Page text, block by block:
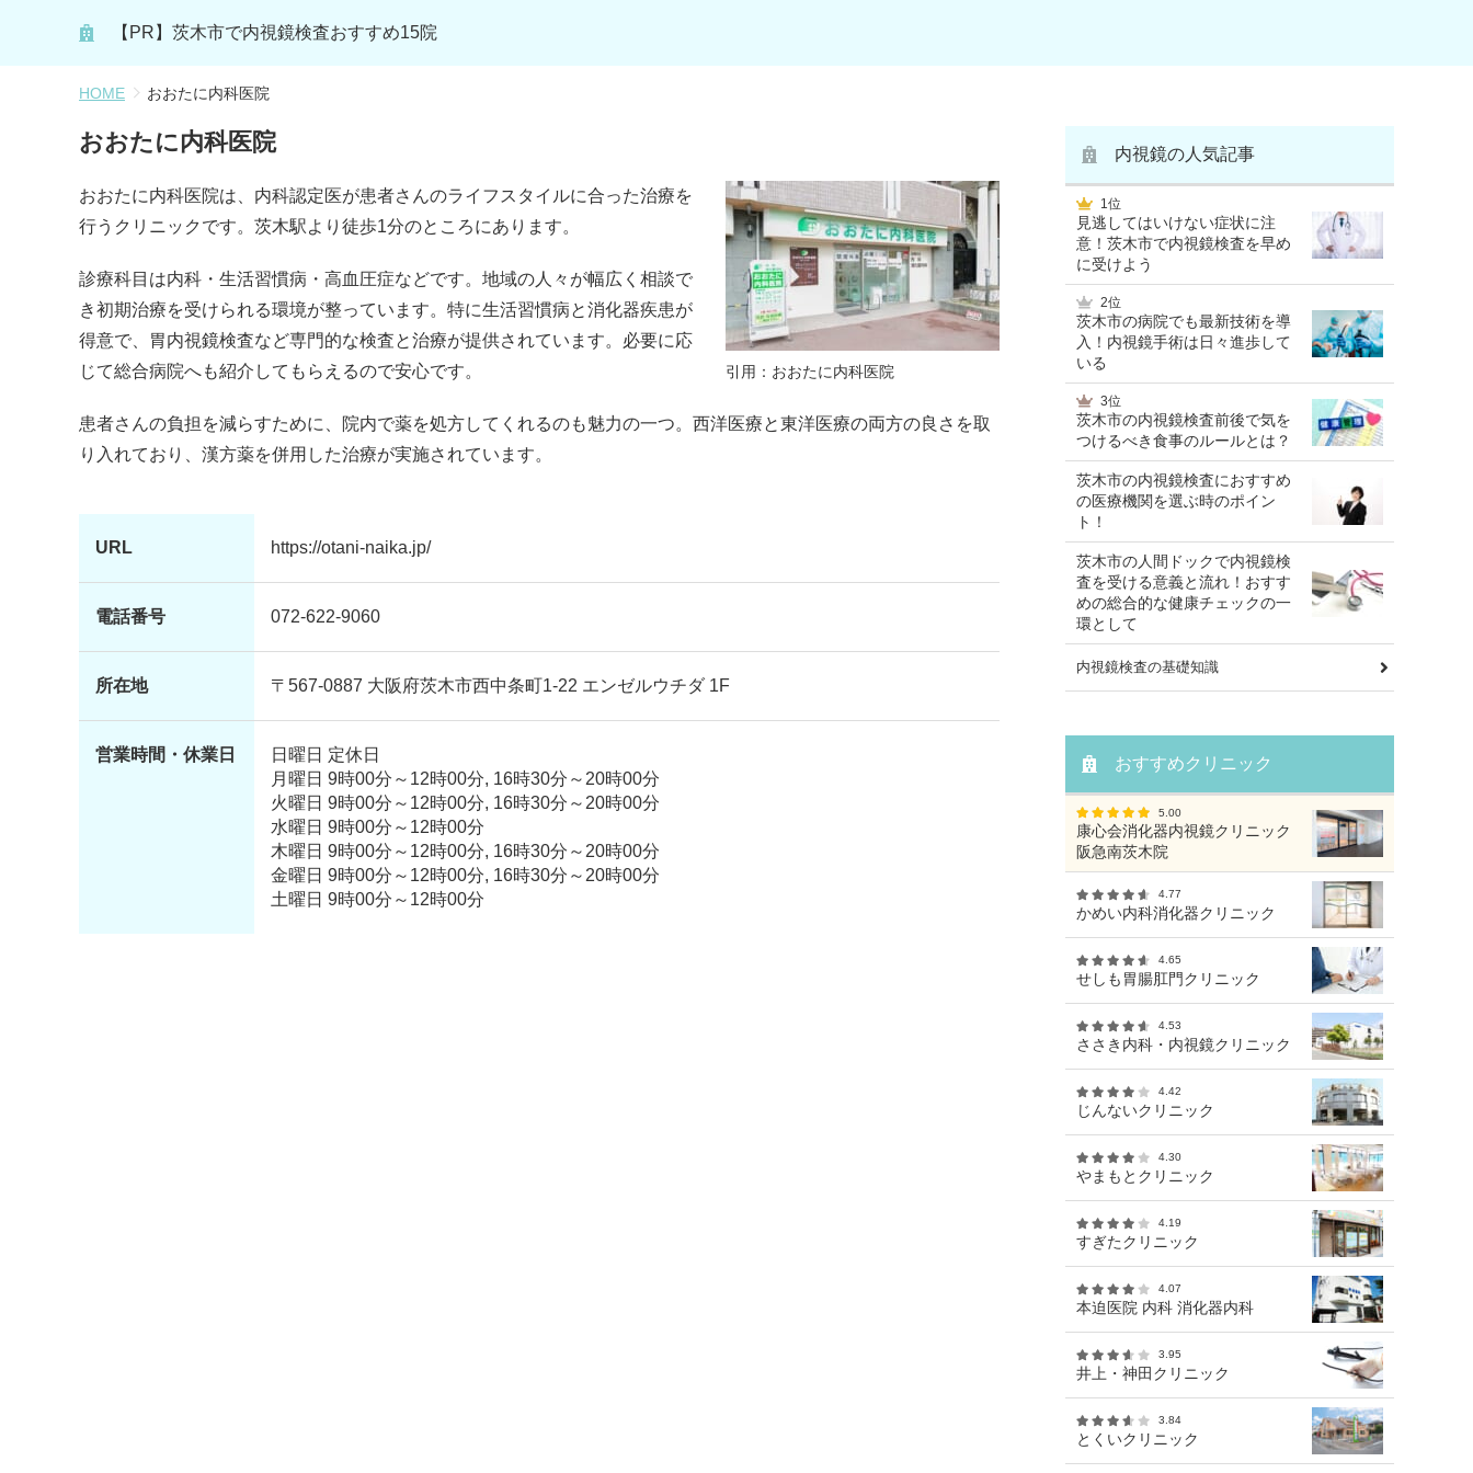
【PR】茨木市で内視鏡検査おすすめ15院
HOME おおたに内科医院
おおたに内科医院
引用： おおたに内科医院
おおたに内科医院は、内科認定医が患者さんのライフスタイルに合った治療を
行うクリニックです。茨木駅より徒歩1分のところにあります。
診療科目は内科・生活習慣病・高血圧症などです。地域の人々が幅広く相談で
き初期治療を受けられる環境が整っています。特に生活習慣病と消化器疾患が
得意で、胃内視鏡検査など専門的な検査と治療が提供されています。必要に応
じて総合病院へも紹介してもらえるので安心です。
患者さんの負担を減らすために、院内で薬を処方してくれるのも魅力の一つ。西洋医療と東洋医療の両方の良さを取
り入れており、漢方薬を併用した治療が実施されています。
URL https://otani-naika.jp/
電話番号 072-622-9060
所在地 〒567-0887 大阪府茨木市西中条町1-22 エンゼルウチダ 1F
営業時間・休業日
日曜日 定休日
月曜日 9時00分～12時00分, 16時30分～20時00分
火曜日 9時00分～12時00分, 16時30分～20時00分
水曜日 9時00分～12時00分
木曜日 9時00分～12時00分, 16時30分～20時00分
金曜日 9時00分～12時00分, 16時30分～20時00分
土曜日 9時00分～12時00分
内視鏡の人気記事
1位
見逃してはいけない症状に注
意！茨木市で内視鏡検査を早め
に受けよう
2位
茨木市の病院でも最新技術を導
入！内視鏡手術は日々進歩して
いる
3位
茨木市の内視鏡検査前後で気を
つけるべき食事のルールとは？
茨木市の内視鏡検査におすすめ
の医療機関を選ぶ時のポイン
ト！
茨木市の人間ドックで内視鏡検
査を受ける意義と流れ！おすす
めの総合的な健康チェックの一
環として
内視鏡検査の基礎知識
おすすめクリニック
5.00
康心会消化器内視鏡クリニック
阪急南茨木院
4.77
かめい内科消化器クリニック
4.65
せしも胃腸肛門クリニック
4.53
ささき内科・内視鏡クリニック
4.42
じんないクリニック
4.30
やまもとクリニック
4.19
すぎたクリニック
4.07
本迫医院 内科 消化器内科
3.95
井上・神田クリニック
3.84
とくいクリニック